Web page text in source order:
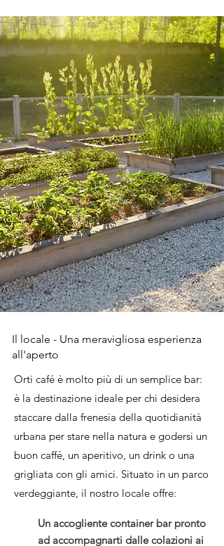
Il locale - Una meravigliosa esperienza
all'aperto
Orti café è molto più di un semplice bar:
è la destinazione ideale per chi desidera
staccare dalla frenesia della quotidianità
urbana per stare nella natura e godersi un
buon caffé, un aperitivo, un drink o una
grigliata con gli amici. Situato in un parco
verdeggiante, il nostro locale offre:
Un accogliente container bar pronto
ad accompagnarti dalle colazioni ai